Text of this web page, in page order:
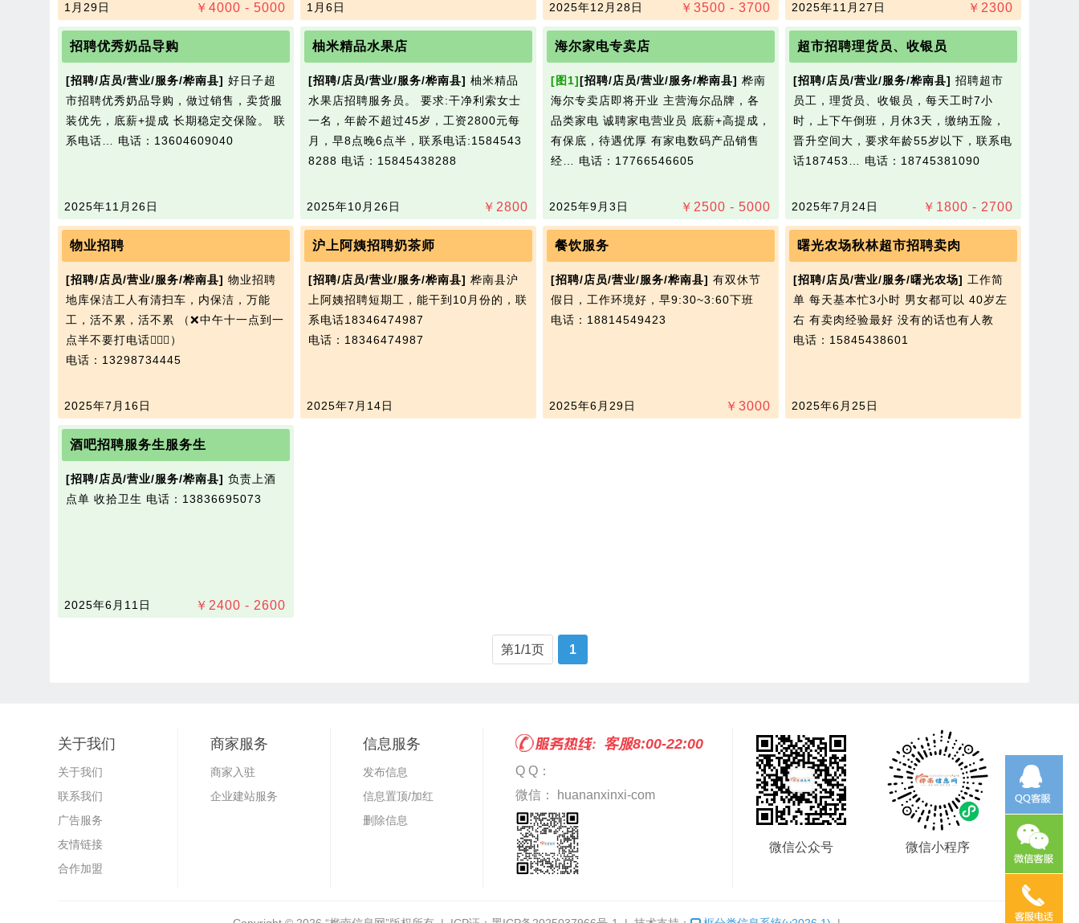
￥ 4000 - 5000
1月29日 1月6日 ￥ 3500 - 3700
2025年12月28日 ￥ 2300
2025年11月27日
招聘优秀奶品导购
[招聘/店员/营业/服务/桦南县] 好日子超
市招聘优秀奶品导购，做过销售，卖货服
装优先，底薪+提成 长期稳定交保险。 联
系电话… 电话：13604609040
2025年11月26日
柚米精品水果店
[招聘/店员/营业/服务/桦南县] 柚米精品
水果店招聘服务员。 要求:干净利索女士
一名，年龄不超过45岁，工资2800元每
月，早8点晚6点半，联系电话:1584543
8288 电话：15845438288
￥ 2800
2025年10月26日
海尔家电专卖店
[图1][招聘/店员/营业/服务/桦南县] 桦南
海尔专卖店即将开业 主营海尔品牌，各
品类家电 诚聘家电营业员 底薪+高提成，
有保底，待遇优厚 有家电数码产品销售
经… 电话：17766546605
￥ 2500 - 5000
2025年9月3日
超市招聘理货员、收银员
[招聘/店员/营业/服务/桦南县] 招聘超市
员工，理货员、收银员，每天工时7小
时，上下午倒班，月休3天，缴纳五险，
晋升空间大，要求年龄55岁以下，联系电
话187453… 电话：18745381090
￥ 1800 - 2700
2025年7月24日
物业招聘
[招聘/店员/营业/服务/桦南县] 物业招聘
地库保洁工人有清扫车，内保洁，万能
工，活不累，活不累 （❌中午十一点到一
点半不要打电话🙅🏻‍♂️）
电话：13298734445
2025年7月16日
沪上阿姨招聘奶茶师
[招聘/店员/营业/服务/桦南县] 桦南县沪
上阿姨招聘短期工，能干到10月份的，联
系电话18346474987
电话：18346474987
2025年7月14日
餐饮服务
[招聘/店员/营业/服务/桦南县] 有双休节
假日，工作环境好，早9:30~3:60下班
电话：18814549423
￥ 3000
2025年6月29日
曙光农场秋林超市招聘卖肉
[招聘/店员/营业/服务/曙光农场] 工作简
单 每天基本忙3小时 男女都可以 40岁左
右 有卖肉经验最好 没有的话也有人教
电话：15845438601
2025年6月25日
酒吧招聘服务生服务生
[招聘/店员/营业/服务/桦南县] 负责上酒
点单 收拾卫生 电话：13836695073
￥ 2400 - 2600
2025年6月11日
第1/1页 1
关于我们
关于我们
联系我们
广告服务
友情链接
合作加盟
商家服务
商家入驻
企业建站服务
信息服务
发布信息
信息置顶/加红
删除信息
客服8:00-22:00
Q Q：
微信： huananxinxi-com
微信公众号 微信小程序